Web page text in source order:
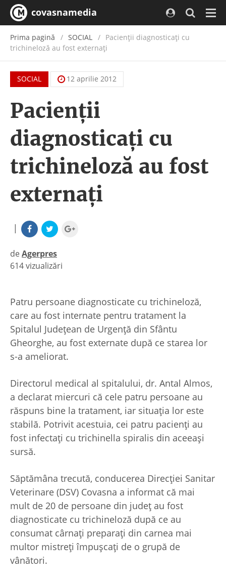
covasnamedia
Prima pagină SOCIAL
Pacienţii diagnosticaţi cu
trichineloză au fost externaţi
SOCIAL 12 aprilie 2012
Pacienţii
diagnosticaţi cu
trichineloză au fost
externaţi
|
deAgerpres
|
614 vizualizări
Patru persoane diagnosticate cu trichineloză,
care au fost internate pentru tratament la
Spitalul Judeţean de Urgenţă din Sfântu
Gheorghe, au fost externate după ce starea lor
s-a ameliorat.
Directorul medical al spitalului, dr. Antal Almos,
a declarat miercuri că cele patru persoane au
răspuns bine la tratament, iar situaţia lor este
stabilă. Potrivit acestuia, cei patru pacienţi au
fost infectaţi cu trichinella spiralis din aceeaşi
sursă.
Săptămâna trecută, conducerea Direcţiei Sanitar
Veterinare (DSV) Covasna a informat că mai
mult de 20 de persoane din judeţ au fost
diagnosticate cu trichineloză după ce au
consumat cârnaţi preparaţi din carnea mai
multor mistreţi împuşcaţi de o grupă de
vânători.